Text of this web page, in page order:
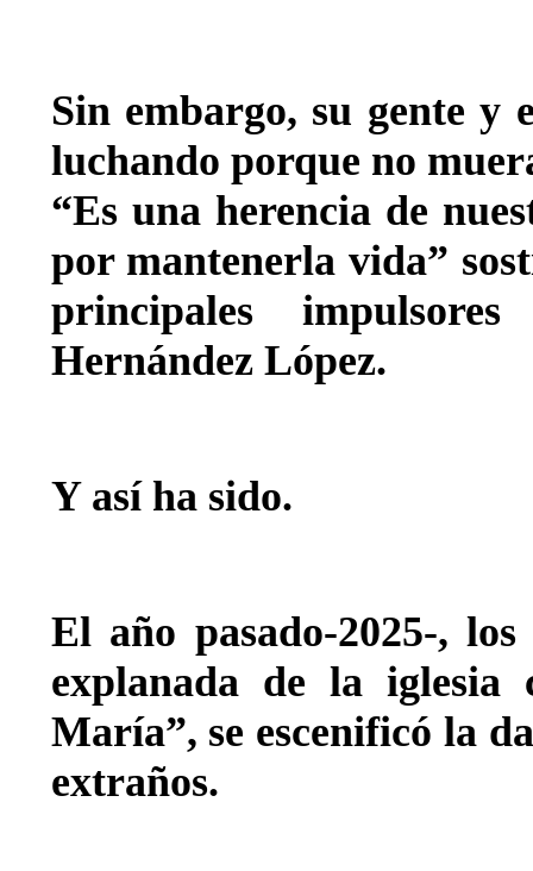
Sin embargo, su gente y
luchando porque no
“Es una herencia de
por mantenerla vida”
principales
Hernández López.
Y así ha sido.
El año pasado-2025-,
explanada de la iglesia
María”, se escenificó la
extraños.